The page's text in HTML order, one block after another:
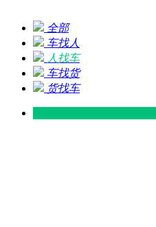
全部
车找人
人找车
车找货
货找车